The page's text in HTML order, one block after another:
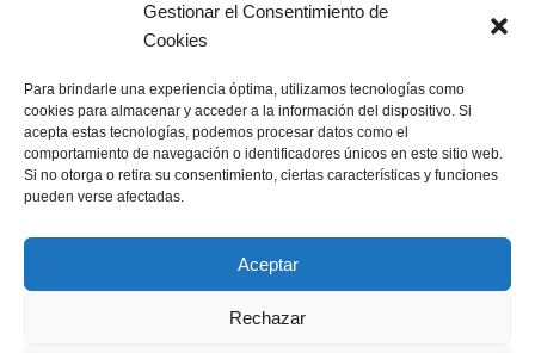
Gestionar el Consentimiento de
Cookies
Para brindarle una experiencia óptima, utilizamos tecnologías como
cookies para almacenar y acceder a la información del dispositivo. Si
acepta estas tecnologías, podemos procesar datos como el
comportamiento de navegación o identificadores únicos en este sitio web.
Si no otorga o retira su consentimiento, ciertas características y funciones
pueden verse afectadas.
Aceptar
Rechazar
Monitoréo de la TBM
en paralelo con la construcción, automatizado, con WBIM
Monitoréo
Vigilancia de estructuras
después de la construcción, durante la operación, para la
Declaración de privacidad